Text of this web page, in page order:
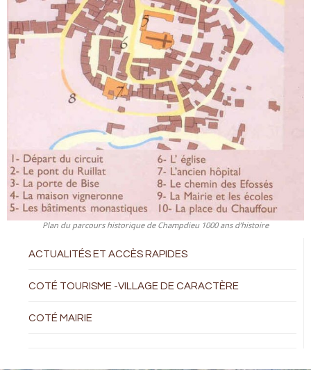
Plan du parcours historique de Champdieu 1000 ans d’histoire
ACTUALITÉS ET ACCÈS RAPIDES
COTÉ TOURISME -VILLAGE DE CARACTÈRE
COTÉ MAIRIE